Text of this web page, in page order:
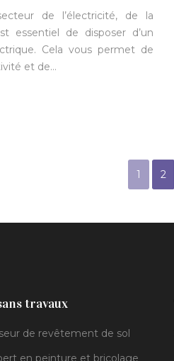
de l’électricité, de la
essentiel de disposer d’un
Cela vous permet de
et de…
1 2
travaux
de revêtement de sol
en peinture et bricolage